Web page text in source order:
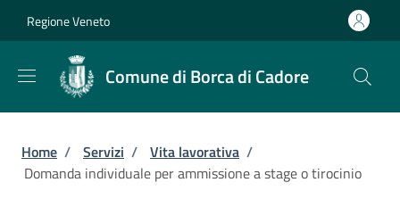
Regione Veneto
Comune di Borca di Cadore
Briciole di pane
Home / Servizi / Vita lavorativa /
Domanda individuale per ammissione a stage o tirocinio